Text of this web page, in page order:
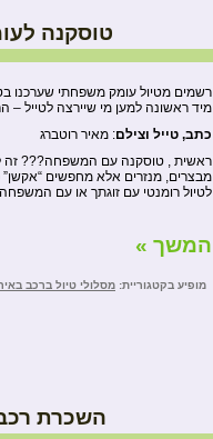
טוסקנה לעומק, 8
מיד ראשונה למען מי שיירצה לטייל
כתב, טייל וצילם: מאיר רוטברג
ראשית , טוסקנה עם המשפחה??? זה לא
מבצרים, מנזרים אלא מחפשים
לטיול רומנטי עם זוגתך או עם
המשך »
מופיע בקטגוריית: מסלולי טיול ברכב
השכרת